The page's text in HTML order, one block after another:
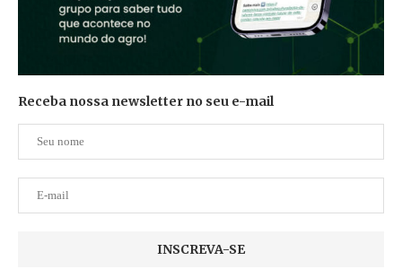
Receba nossa newsletter no seu e-mail